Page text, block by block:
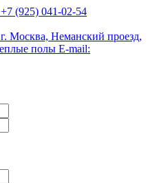
+7 (925) 041-02-54
г. Москва, Неманский проезд,
E-mail: